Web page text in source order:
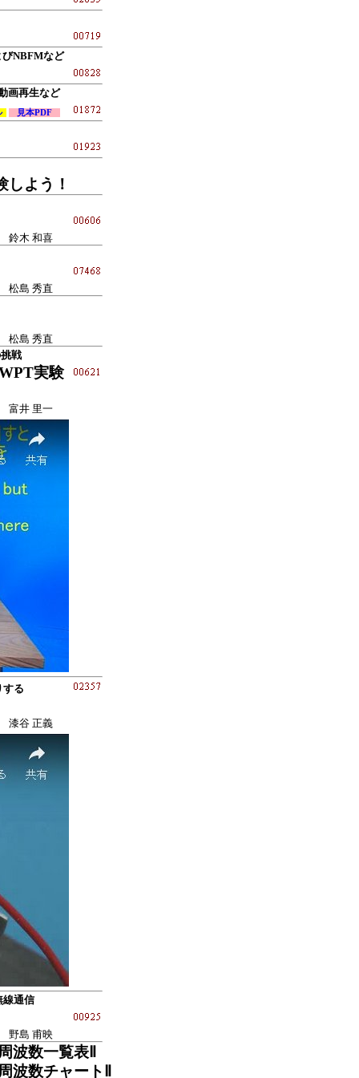
びNBFMなど
画再生など
見本PDF
しよう！
鈴木 和喜
松島 秀直
松島 秀直
戦
実験
富井 里一
する
漆谷 正義
線通信
野島 甫映
波数一覧表Ⅱ
波数チャートⅡ